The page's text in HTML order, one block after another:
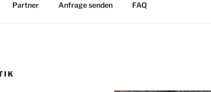
Partner Anfrage senden FAQ